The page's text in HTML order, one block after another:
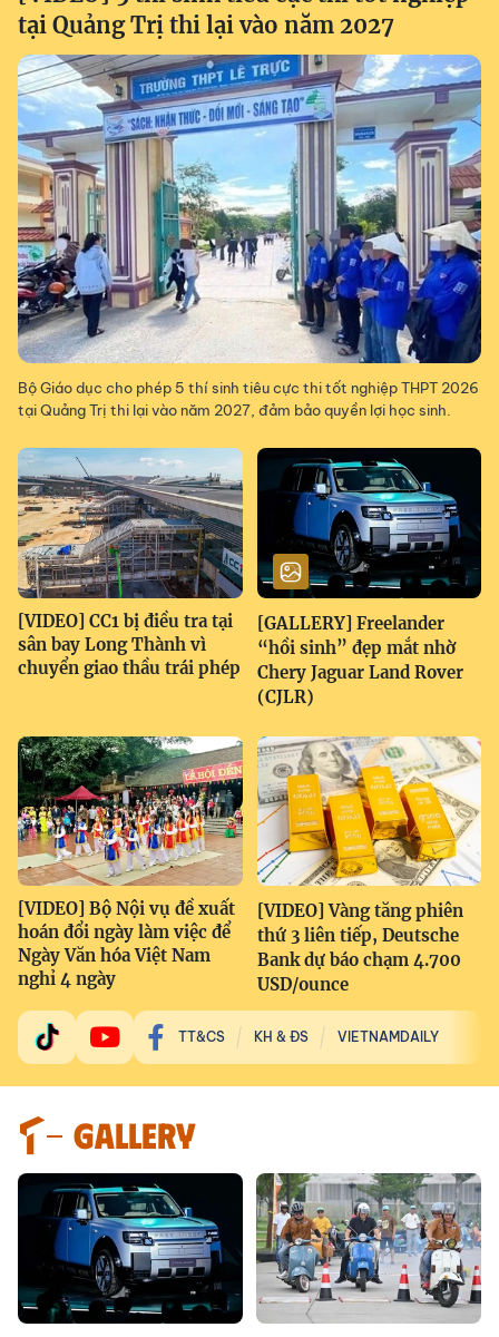
tại Quảng Trị thi lại vào năm 2027
Bộ Giáo dục cho phép 5 thí sinh tiêu cực thi tốt nghiệp THPT 2026
tại Quảng Trị thi lại vào năm 2027, đảm bảo quyền lợi học sinh.
[VIDEO] CC1 bị điều tra tại
sân bay Long Thành vì
chuyển giao thầu trái phép
[GALLERY] Freelander
“hồi sinh” đẹp mắt nhờ
Chery Jaguar Land Rover
(CJLR)
[VIDEO] Bộ Nội vụ đề xuất
hoán đổi ngày làm việc để
Ngày Văn hóa Việt Nam
nghỉ 4 ngày
[VIDEO] Vàng tăng phiên
thứ 3 liên tiếp, Deutsche
Bank dự báo chạm 4.700
USD/ounce
TT&CS KH & ĐS VIETNAMDAILY
GALLERY